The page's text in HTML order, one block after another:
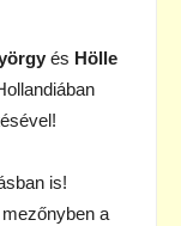
és Hölle
is!
a